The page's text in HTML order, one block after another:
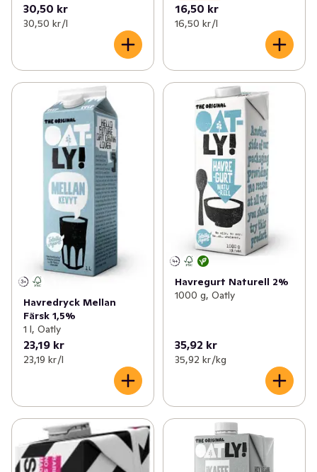
30,50 kr
30,50 kr /l
16,50 kr
16,50 kr /l
Havredryck Mellan
Färsk 1,5%
1 l, Oatly
23,19 kr
23,19 kr /l
Havregurt Naturell 2%
1000 g, Oatly
35,92 kr
35,92 kr /kg